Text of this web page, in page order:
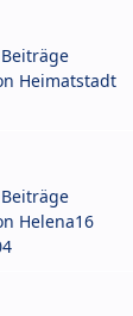
Heimatstadt
Helena16